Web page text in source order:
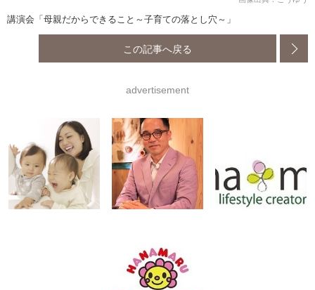
講演会「母親だからできること～子育ての落とし穴～」
この記事へ戻る
advertisement